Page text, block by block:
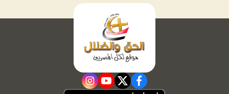
facebook
twitter
youtube
instagram